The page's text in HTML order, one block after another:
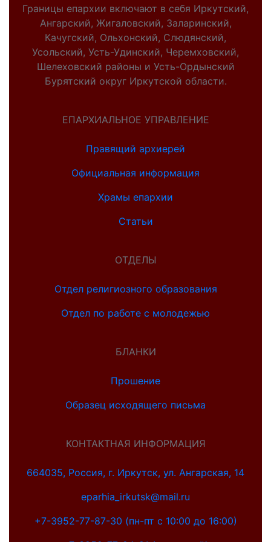
Границы епархии включают в себя Иркутский,
Ангарский, Жигаловский, Заларинский,
Качугский, Ольхонский, Слюдянский,
Усольский, Усть-Удинский, Черемховский,
Шелеховский районы и Усть-Ордынский
Бурятский округ Иркутской области.
ЕПАРХИАЛЬНОЕ УПРАВЛЕНИЕ
Правящий архиерей
Официальная информация
Храмы епархии
Статьи
ОТДЕЛЫ
Отдел религиозного образования
Отдел по работе с молодежью
БЛАНКИ
Прошение
Образец исходящего письма
КОНТАКТНАЯ ИНФОРМАЦИЯ
664035, Россия, г. Иркутск, ул. Ангарская, 14
eparhia_irkutsk@mail.ru
+7-3952-77-87-30 (пн-пт с 10:00 до 16:00)